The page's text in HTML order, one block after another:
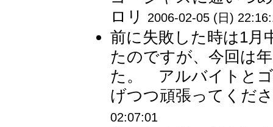
ロリ
2006-02-05 (日)
前に失敗した時は1月
たのですが、今回は
た。 アルバイトとゴ
げつつ頑張ってくだ
02:07:01